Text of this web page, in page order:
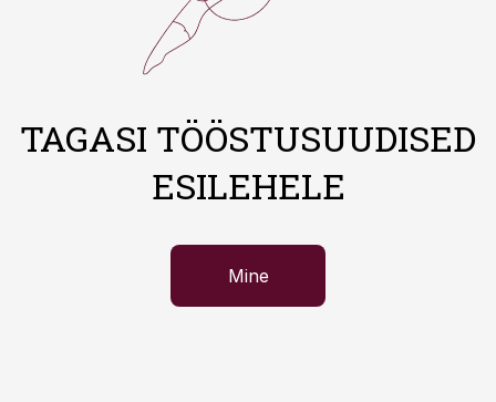
TAGASI TÖÖSTUSUUDISED
ESILEHELE
Mine